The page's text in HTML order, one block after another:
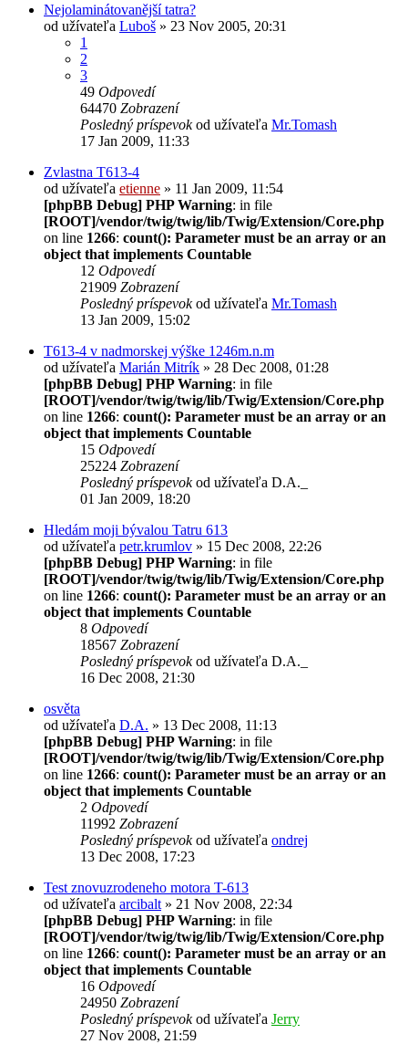
Nejolaminátovanější tatra?
od užívateľa Luboš » 23 Nov 2005, 20:31
1
2
3
49 Odpovedí
64470 Zobrazení
Posledný príspevokod užívateľa Mr.Tomash
17 Jan 2009, 11:33
Zvlastna T613-4
od užívateľa etienne » 11 Jan 2009, 11:54
[phpBB Debug] PHP Warning: in file
[ROOT]/vendor/twig/twig/lib/Twig/Extension/Core.php
on line 1266: count(): Parameter must be an array or an
object that implements Countable
12 Odpovedí
21909 Zobrazení
Posledný príspevokod užívateľa Mr.Tomash
13 Jan 2009, 15:02
T613-4 v nadmorskej výške 1246m.n.m
od užívateľa Marián Mitrík » 28 Dec 2008, 01:28
[phpBB Debug] PHP Warning: in file
[ROOT]/vendor/twig/twig/lib/Twig/Extension/Core.php
on line 1266: count(): Parameter must be an array or an
object that implements Countable
15 Odpovedí
25224 Zobrazení
Posledný príspevokod užívateľa D.A._
01 Jan 2009, 18:20
Hledám moji bývalou Tatru 613
od užívateľa petr.krumlov » 15 Dec 2008, 22:26
[phpBB Debug] PHP Warning: in file
[ROOT]/vendor/twig/twig/lib/Twig/Extension/Core.php
on line 1266: count(): Parameter must be an array or an
object that implements Countable
8 Odpovedí
18567 Zobrazení
Posledný príspevokod užívateľa D.A._
16 Dec 2008, 21:30
osvěta
od užívateľa D.A. » 13 Dec 2008, 11:13
[phpBB Debug] PHP Warning: in file
[ROOT]/vendor/twig/twig/lib/Twig/Extension/Core.php
on line 1266: count(): Parameter must be an array or an
object that implements Countable
2 Odpovedí
11992 Zobrazení
Posledný príspevokod užívateľa ondrej
13 Dec 2008, 17:23
Test znovuzrodeneho motora T-613
od užívateľa arcibalt » 21 Nov 2008, 22:34
[phpBB Debug] PHP Warning: in file
[ROOT]/vendor/twig/twig/lib/Twig/Extension/Core.php
on line 1266: count(): Parameter must be an array or an
object that implements Countable
16 Odpovedí
24950 Zobrazení
Posledný príspevokod užívateľa Jerry
27 Nov 2008, 21:59